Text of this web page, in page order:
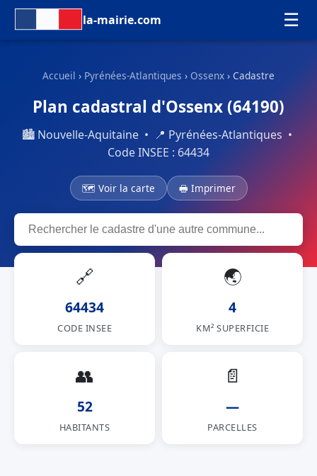
la-mairie.com ☰
Accueil › Pyrénées-Atlantiques › Ossenx › Cadastre
Plan cadastral d'Ossenx (64190)
🏙 Nouvelle-Aquitaine • 📍 Pyrénées-Atlantiques •
Code INSEE : 64434
🗺 Voir la carte 🖶 Imprimer
🔗
64434
CODE INSEE
🌏
4
KM² SUPERFICIE
👥
52
HABITANTS
📄
—
PARCELLES